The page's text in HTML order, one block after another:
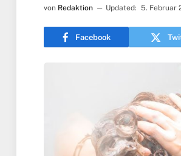
von Redaktion Updated: 5. Februar
Facebook